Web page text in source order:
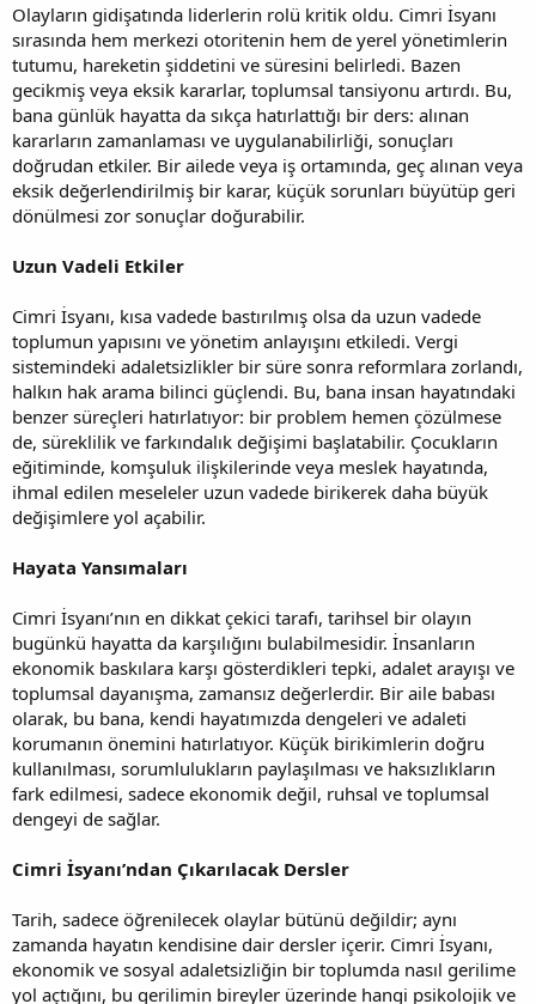
Olayların gidişatında liderlerin rolü kritik oldu. Cimri İsyanı
sırasında hem merkezi otoritenin hem de yerel yönetimlerin
tutumu, hareketin şiddetini ve süresini belirledi. Bazen
gecikmiş veya eksik kararlar, toplumsal tansiyonu artırdı. Bu,
bana günlük hayatta da sıkça hatırlattığı bir ders: alınan
kararların zamanlaması ve uygulanabilirliği, sonuçları
doğrudan etkiler. Bir ailede veya iş ortamında, geç alınan veya
eksik değerlendirilmiş bir karar, küçük sorunları büyütüp geri
dönülmesi zor sonuçlar doğurabilir.
Uzun Vadeli Etkiler
Cimri İsyanı, kısa vadede bastırılmış olsa da uzun vadede
toplumun yapısını ve yönetim anlayışını etkiledi. Vergi
sistemindeki adaletsizlikler bir süre sonra reformlara zorlandı,
halkın hak arama bilinci güçlendi. Bu, bana insan hayatındaki
benzer süreçleri hatırlatıyor: bir problem hemen çözülmese
de, süreklilik ve farkındalık değişimi başlatabilir. Çocukların
eğitiminde, komşuluk ilişkilerinde veya meslek hayatında,
ihmal edilen meseleler uzun vadede birikerek daha büyük
değişimlere yol açabilir.
Hayata Yansımaları
Cimri İsyanı’nın en dikkat çekici tarafı, tarihsel bir olayın
bugünkü hayatta da karşılığını bulabilmesidir. İnsanların
ekonomik baskılara karşı gösterdikleri tepki, adalet arayışı ve
toplumsal dayanışma, zamansız değerlerdir. Bir aile babası
olarak, bu bana, kendi hayatımızda dengeleri ve adaleti
korumanın önemini hatırlatıyor. Küçük birikimlerin doğru
kullanılması, sorumlulukların paylaşılması ve haksızlıkların
fark edilmesi, sadece ekonomik değil, ruhsal ve toplumsal
dengeyi de sağlar.
Cimri İsyanı’ndan Çıkarılacak Dersler
Tarih, sadece öğrenilecek olaylar bütünü değildir; aynı
zamanda hayatın kendisine dair dersler içerir. Cimri İsyanı,
ekonomik ve sosyal adaletsizliğin bir toplumda nasıl gerilime
yol açtığını, bu gerilimin bireyler üzerinde hangi psikolojik ve